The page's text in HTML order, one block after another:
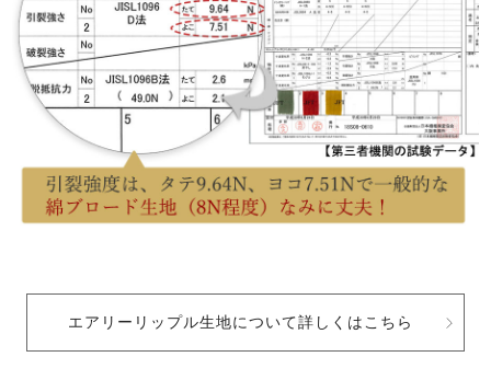
エアリーリップル生地について詳しくはこちら